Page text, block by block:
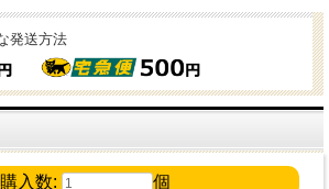
発送方法
購入数: 個